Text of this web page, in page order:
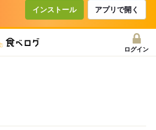
インストール アプリで開く
ログイン